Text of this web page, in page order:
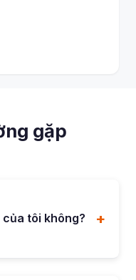
gặp
của tôi không?